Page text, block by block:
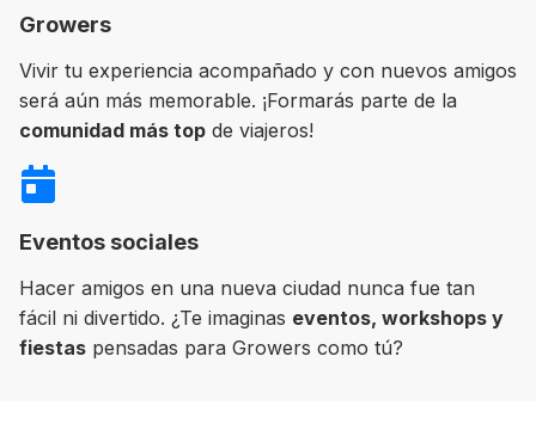
Growers
Vivir tu experiencia acompañado y con nuevos amigos
será aún más memorable. ¡Formarás parte de la
comunidad más top de viajeros!
Eventos sociales
Hacer amigos en una nueva ciudad nunca fue tan
fácil ni divertido. ¿Te imaginas eventos, workshops y
fiestas pensadas para Growers como tú?